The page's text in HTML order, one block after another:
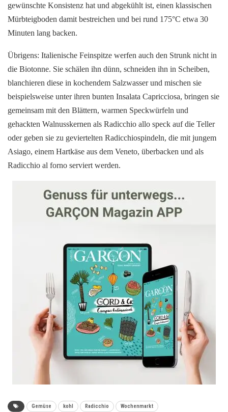
gewünschte Konsistenz hat und abgekühlt ist, einen klassischen
Mürbteigboden damit bestreichen und bei rund 175°C etwa 30
Minuten lang backen.
Übrigens: Italienische Feinspitze werfen auch den Strunk nicht in
die Biotonne. Sie schälen ihn dünn, schneiden ihn in Scheiben,
blanchieren diese in kochendem Salzwasser und mischen sie
beispielsweise unter ihren bunten Insalata Capricciosa, bringen sie
gemeinsam mit den Blättern, warmen Speckwürfeln und
gehackten Walnusskernen als Radicchio allo speck auf die Teller
oder geben sie zu geviertelten Radicchiospindeln, die mit jungem
Asiago, einem Hartkäse aus dem Veneto, überbacken und als
Radicchio al forno serviert werden.
Gemüse kohl Radicchio Wochenmarkt